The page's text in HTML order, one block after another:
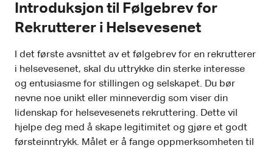
Introduksjon til Følgebrev for
Rekrutterer i Helsevesenet
I det første avsnittet av et følgebrev for en rekrutterer
i helsevesenet, skal du uttrykke din sterke interesse
og entusiasme for stillingen og selskapet. Du bør
nevne noe unikt eller minneverdig som viser din
lidenskap for helsevesenets rekruttering. Dette vil
hjelpe deg med å skape legitimitet og gjøre et godt
førsteinntrykk. Målet er å fange oppmerksomheten til